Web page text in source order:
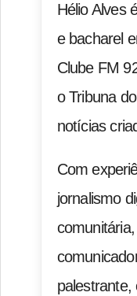
Hélio Alves
e bacharel
Clube FM
o Tribuna
notícias
Com
jornalismo
palestrante,